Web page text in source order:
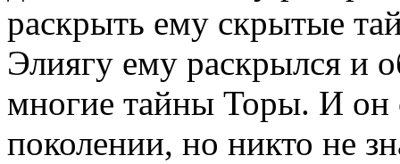
раскрыть ему скрытые
Элиягу ему раскрылся и
многие тайны Торы. И он
поколении, но никто не